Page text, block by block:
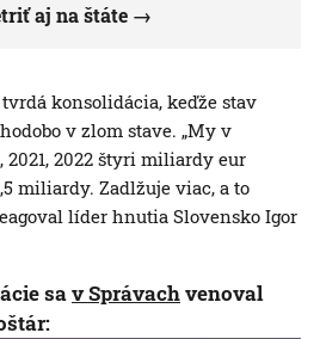
aj na štáte
konsolidácia, keďže stav
v zlom stave. „My v
2022 štyri miliardy eur
miliardy. Zadlžuje viac, a to
líder hnutia Slovensko Igor
sav Správachvenoval